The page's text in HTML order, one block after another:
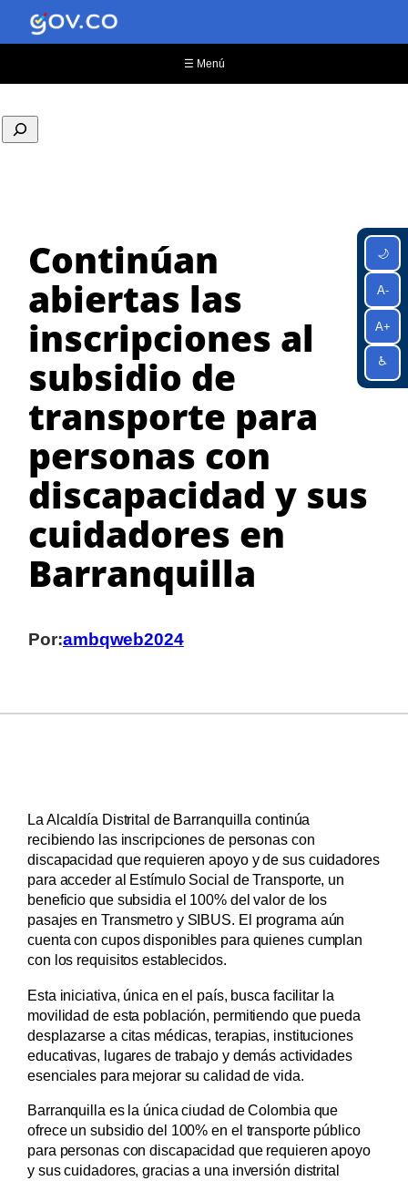
🌙
A-
A+
♿
contenido
☰ Menú
Continúan
abiertas las
inscripciones al
subsidio de
transporte para
personas con
discapacidad y sus
cuidadores en
Barranquilla
Por:ambqweb2024
La Alcaldía Distrital de Barranquilla continúa
recibiendo las inscripciones de personas con
discapacidad que requieren apoyo y de sus cuidadores
para acceder al Estímulo Social de Transporte, un
beneficio que subsidia el 100% del valor de los
pasajes en Transmetro y SIBUS. El programa aún
cuenta con cupos disponibles para quienes cumplan
con los requisitos establecidos.
Esta iniciativa, única en el país, busca facilitar la
movilidad de esta población, permitiendo que pueda
desplazarse a citas médicas, terapias, instituciones
educativas, lugares de trabajo y demás actividades
esenciales para mejorar su calidad de vida.
Barranquilla es la única ciudad de Colombia que
ofrece un subsidio del 100% en el transporte público
para personas con discapacidad que requieren apoyo
y sus cuidadores, gracias a una inversión distrital